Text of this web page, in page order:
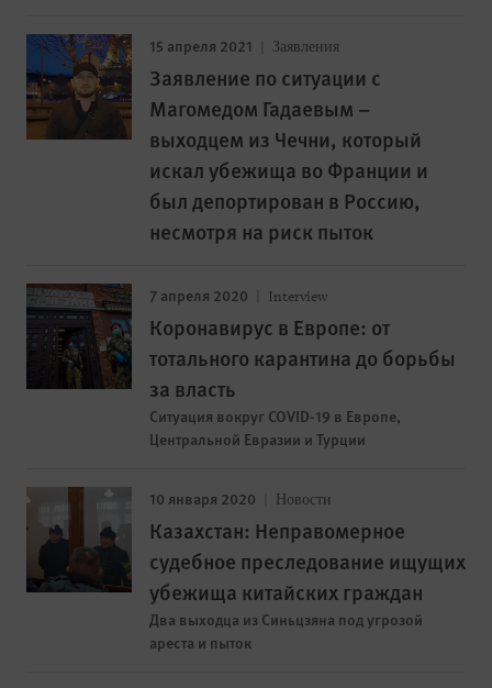
15 апреля 2021 Заявления
Заявление по ситуации с
Магомедом Гадаевым –
выходцем из Чечни, который
искал убежища во Франции и
был депортирован в Россию,
несмотря на риск пыток
7 апреля 2020 Interview
Коронавирус в Европе: от
тотального карантина до борьбы
за власть
Ситуация вокруг COVID-19 в Европе,
Центральной Евразии и Турции
10 января 2020 Новости
Казахстан: Неправомерное
судебное преследование ищущих
убежища китайских граждан
Два выходца из Синьцзяна под угрозой
ареста и пыток